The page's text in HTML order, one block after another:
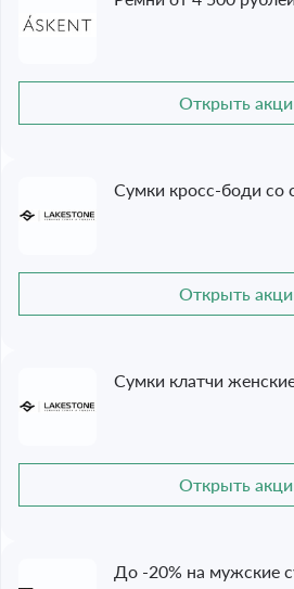
Открыть
Сумки кросс-боди со
Открыть
Сумки клатчи
Открыть
До -20% на мужские